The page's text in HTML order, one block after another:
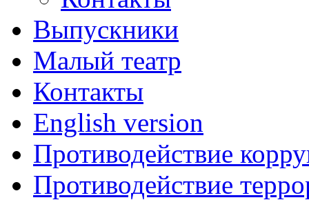
Выпускники
Малый театр
Контакты
English version
Противодействие
Противодействие